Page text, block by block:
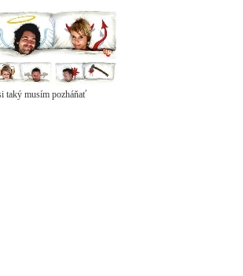
taký musím pozháňať